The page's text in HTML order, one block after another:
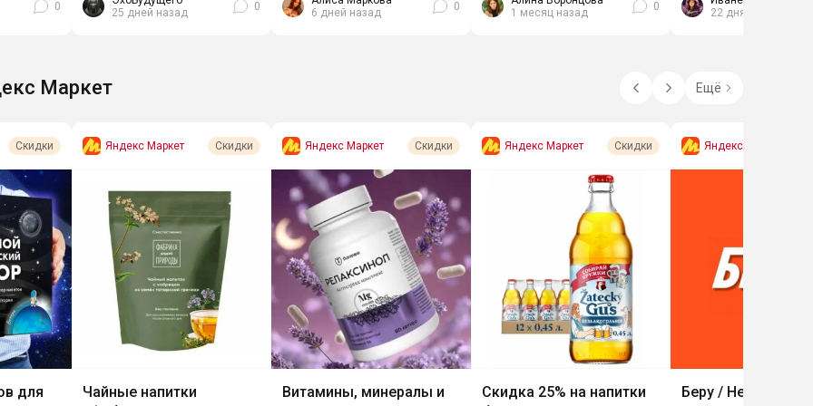
0
25 дней назад
0
6 дней назад
0
уже с...1 месяц назад
0
22 дня назад
Маркет Ещё
Скидки
для
Яндекс Маркет Скидки
Чайные напитки
Яндекс Маркет Скидки
Витамины, минералы и
Яндекс Маркет Скидки
Скидка 25% на напитки
Яндекс Маркет
Беру / Не беру от